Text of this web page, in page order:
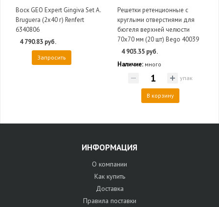
Воск GEO Expert Gingiva Set А.
Bruguera (2х40 г) Renfert
6340806
4 790.83 руб.
Запросить
Решетки ретенционные с
круглыми отверстиями для
бюгеля верхней челюсти
70х70 мм (20 шт) Bego 40039
4 903.35 руб.
Наличие: много
упак
В корзину
ИНФОРМАЦИЯ
О компании
Как купить
Доставка
Правила поставки